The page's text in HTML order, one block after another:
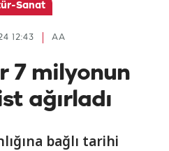
Sanat
AA
12:43
7 milyonun
ağırladı
bağlı tarihi